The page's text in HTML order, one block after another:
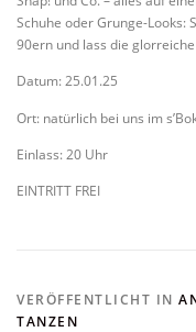
Schuhe oder Grunge-Looks:
90ern und lass die
Datum: 25.01.25
Ort: natürlich bei uns im
Einlass: 20 Uhr
EINTRITT FREI
VERÖFFENTLICHT IN
TANZEN